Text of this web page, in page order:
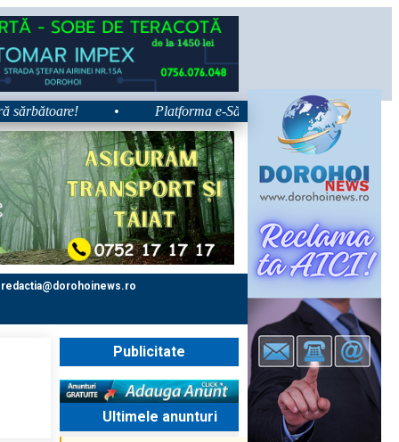
Platforma e-Sănătatea Mea devine
redactia@dorohoinews.ro
Publicitate
Ultimele anunturi